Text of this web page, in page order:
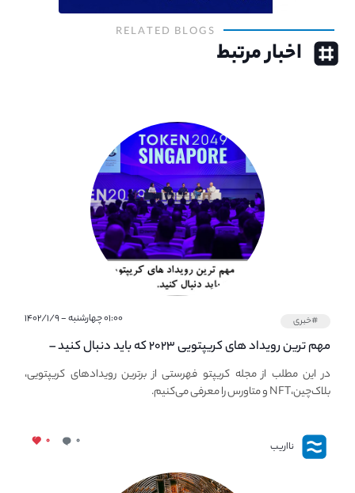
RELATED BLOGS
اخبار مرتبط
#خبری ۰۱:۰۰ چهارشنبه - ۱۴۰۲/۱/۹
مهم ترین رویداد های کریپتویی ۲۰۲۳ که باید دنبال کنید –
معرفی بهترین رویداد های جهانی
در این مطلب از مجله کریپتو فهرستی از برترین رویدادهای کریپتویی،
بلاک‌چین،NFT و متاورس را معرفی می‌کنیم.
نااریب ۰ ۰